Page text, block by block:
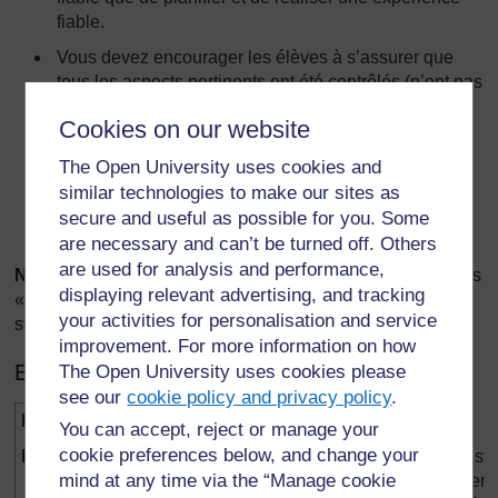
Cookies on our website
The Open University uses cookies and
similar technologies to make our sites as
secure and useful as possible for you. Some
are necessary and can’t be turned off. Others
are used for analysis and performance,
displaying relevant advertising, and tracking
your activities for personalisation and service
improvement. For more information on how
The Open University uses cookies please
see ourcookie policy and privacy policy.
You can accept, reject or manage your
cookie preferences below, and change your
mind at any time via the “Manage cookie
fiable.
Vous devez encourager les élèves à s’assurer que
tous les aspects pertinents ont été contrôlés (n’ont pas
La plupart des élèves ont seulement besoin de
déclarer qu’ils ont l’intention de garder certaines
choses identiques, mais les élèves les plus aptes
doivent être encouragés à parler de la valeur que
devrait avoir chaque variable de contrôle.
Note : Vous n’avez pas besoin d’enseigner les expressions
« variable indépendante » et « variable dépendante » à ce
stade !
Etape 3 – Poser une question
Planification [3]
Faire une prédiction ou formuler une hypothèse
A ce
on